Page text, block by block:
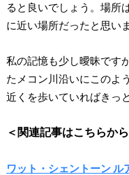
ると良いでしょう。場所
に近い場所だったと思いま
私の記憶も少し曖昧です
たメコン川沿いにこのよ
近くを歩いていればきっ
＜関連記事はこちらか
ワット・シェントーン